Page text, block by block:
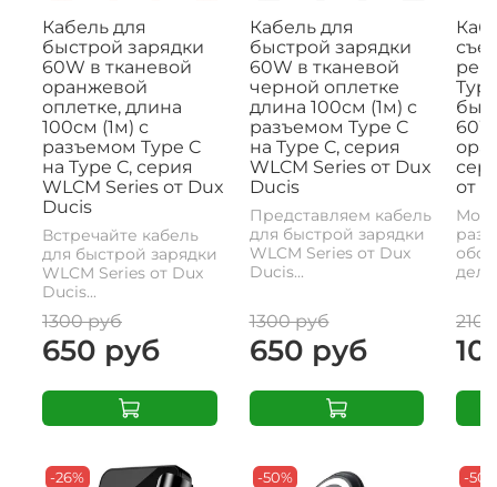
Кабель для
быстрой зарядки
60W в тканевой
оранжевой
оплетке, длина
100см (1м) с
разъемом Type C
на Type C, серия
WLCM Series от Dux
Ducis
Встречайте кабель
для быстрой зарядки
WLCM Series от Dux
Ducis...
1300 руб
650 руб
Кабель для
быстрой зарядки
60W в тканевой
черной оплетке
длина 100см (1м) с
разъемом Type C
на Type C, серия
WLCM Series от Dux
Ducis
Представляем кабель
для быстрой зарядки
WLCM Series от Dux
Ducis...
1300 руб
650 руб
от
-26% -50% -